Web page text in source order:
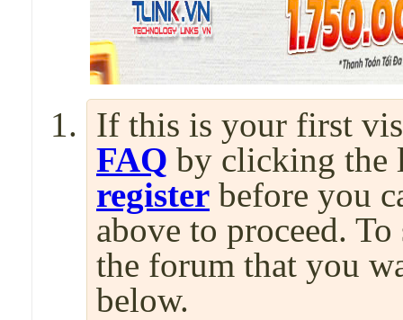
If this is your first
FAQ by clicking the
register before you
above to proceed.
the forum that you
below.